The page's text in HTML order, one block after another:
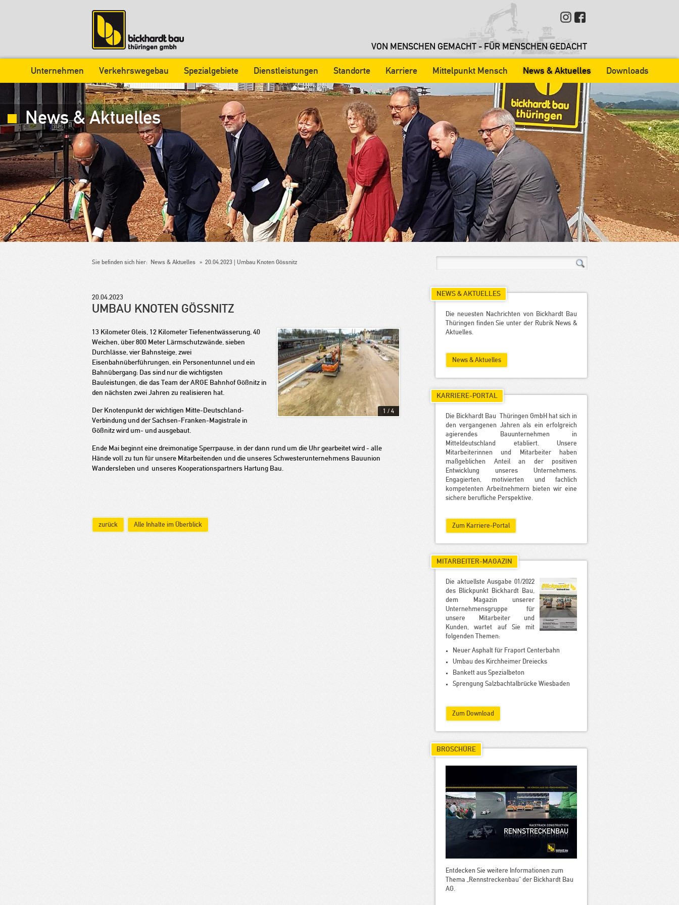
VON MENSCHEN GEMACHT - FÜR MENSCHEN GEDACHT
Unternehmen Verkehrswegebau Spezialgebiete Dienstleistungen Standorte Karriere Mittelpunkt Mensch News & Aktuelles Downloads
News & Aktuelles
Sie befinden sich hier: News & Aktuelles 20.04.2023 | Umbau Knoten Gössnitz
20.04.2023
UMBAU KNOTEN GÖSSNITZ
1 / 4
13 Kilometer Gleis, 12 Kilometer Tiefenentwässerung, 40
Weichen, über 800 Meter Lärmschutzwände, sieben
Durchlässe, vier Bahnsteige, zwei
Eisenbahnüberführungen, ein Personentunnel und ein
Bahnübergang: Das sind nur die wichtigsten
Bauleistungen, die das Team der ARGE Bahnhof Gößnitz in
den nächsten zwei Jahren zu realisieren hat.
Der Knotenpunkt der wichtigen Mitte-Deutschland-
Verbindung und der Sachsen-Franken-Magistrale in
Gößnitz wird um- und ausgebaut.
Ende Mai beginnt eine dreimonatige Sperrpause, in der dann rund um die Uhr gearbeitet wird - alle
Hände voll zu tun für unsere Mitarbeitenden und die unseres Schwesterunternehmens Bauunion
Wandersleben und unseres Kooperationspartners Hartung Bau.
zurück Alle Inhalte im Überblick
NEWS & AKTUELLES
Die neuesten Nachrichten von Bickhardt Bau
Thüringen finden Sie unter der Rubrik News &
Aktuelles.
News & Aktuelles
KARRIERE-PORTAL
Die Bickhardt Bau Thüringen GmbH hat sich in
den vergangenen Jahren als ein erfolgreich
agierendes Bauunternehmen in
Mitteldeutschland etabliert. Unsere
Mitarbeiterinnen und Mitarbeiter haben
maßgeblichen Anteil an der positiven
Entwicklung unseres Unternehmens.
Engagierten, motivierten und fachlich
kompetenten Arbeitnehmern bieten wir eine
sichere berufliche Perspektive.
Zum Karriere-Portal
MITARBEITER-MAGAZIN
Die aktuellste Ausgabe 01/2022
des Blickpunkt Bickhardt Bau,
dem Magazin unserer
Unternehmensgruppe für
unsere Mitarbeiter und
Kunden, wartet auf Sie mit
folgenden Themen:
Neuer Asphalt für Fraport Centerbahn
Umbau des Kirchheimer Dreiecks
Bankett aus Spezialbeton
Sprengung Salzbachtalbrücke Wiesbaden
Zum Download
BROSCHÜRE
Entdecken Sie weitere Informationen zum
Thema „Rennstreckenbau“ der Bickhardt Bau
AG.